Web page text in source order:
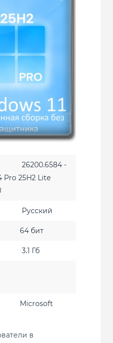
26200.6584 -
Pro 25H2 Lite
Русский
64 бит
3.1 Гб
Microsoft
в